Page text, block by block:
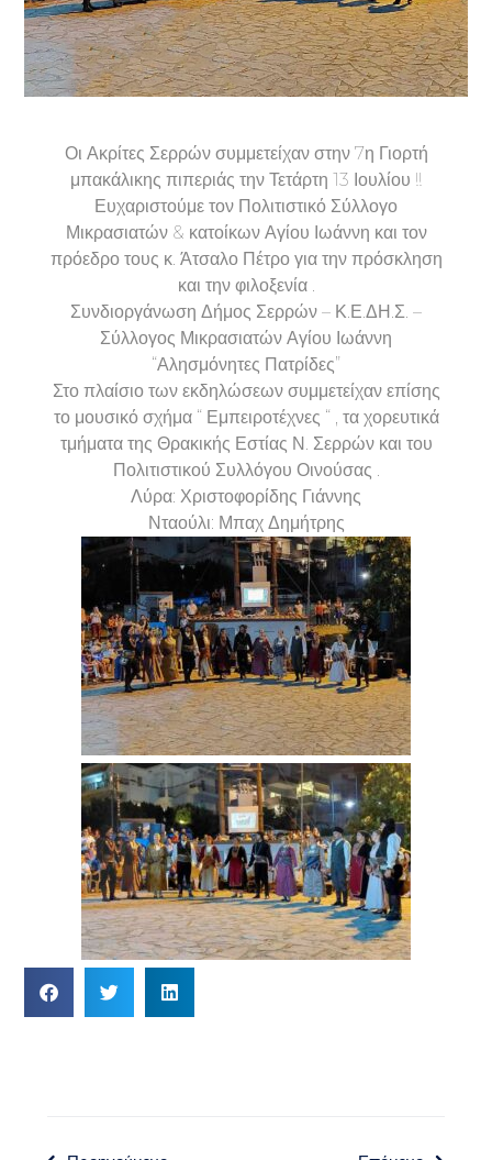
Οι Ακρίτες Σερρών συμμετείχαν στην 7η Γιορτή
μπακάλικης πιπεριάς την Τετάρτη 13 Ιουλίου !!
Ευχαριστούμε τον Πολιτιστικό Σύλλογο
Μικρασιατών & κατοίκων Αγίου Ιωάννη και τον
πρόεδρο τους κ. Άτσαλο Πέτρο για την πρόσκληση
και την φιλοξενία .
Συνδιοργάνωση Δήμος Σερρών – Κ.Ε.ΔΗ.Σ. –
Σύλλογος Μικρασιατών Αγίου Ιωάννη
“Αλησμόνητες Πατρίδες”
Στο πλαίσιο των εκδηλώσεων συμμετείχαν επίσης
το μουσικό σχήμα “ Εμπειροτέχνες “ , τα χορευτικά
τμήματα της Θρακικής Εστίας Ν. Σερρών και του
Πολιτιστικού Συλλόγου Οινούσας .
Λύρα: Χριστοφορίδης Γιάννης
Νταούλι: Μπαχ Δημήτρης